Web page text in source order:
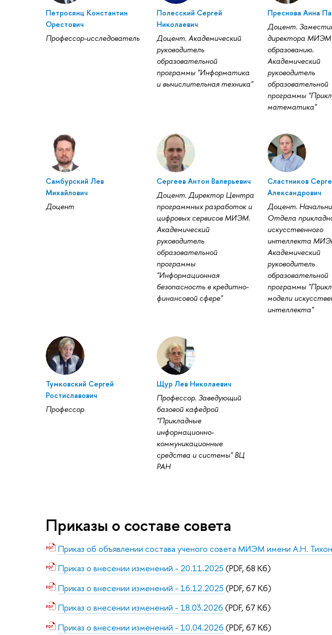
Петросянц Константин
Орестович
Профессор-исследователь
Полесский Сергей
Николаевич
Доцент. Академический
руководитель
образовательной
программы "Информатика
и вычислительная техника"
Преснова Анна
Доцент.
директора МИЭМ
образованию.
Академический
руководитель
образовательной
программы
математика"
Самбурский Лев
Михайлович
Доцент
Сергеев Антон Валерьевич
Доцент. Директор Центра
программных разработок и
цифровых сервисов МИЭМ.
Академический
руководитель
образовательной
программы
"Информационная
безопасность в кредитно-
финансовой сфере"
Сластников
Александрович
Доцент.
Отдела
искусственного
интеллекта
Академический
руководитель
образовательной
программы
модели
интеллекта"
Тумковский Сергей
Ростиславович
Профессор
Щур Лев Николаевич
Профессор. Заведующий
базовой кафедрой
"Прикладные
информационно-
коммуникационные
средства и системы" ВЦ
РАН
Приказы о составе совета
Приказ об объявлении состава ученого совета МИЭМ имени А.Н.
Приказ о внесении изменений - 20.11.2025 (PDF, 68 Кб)
Приказ о внесении изменений - 16.12.2025 (PDF, 67 Кб)
Приказ о внесении изменений - 18.03.2026 (PDF, 67 Кб)
Приказ о внесении изменений - 10.04.2026 (PDF, 67 Кб)